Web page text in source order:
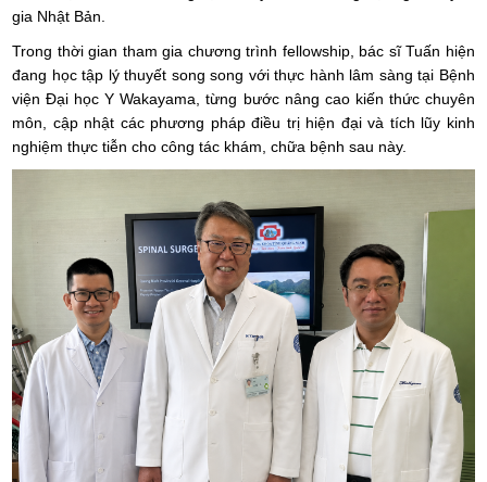
gia Nhật Bản.
Trong thời gian tham gia chương trình fellowship, bác sĩ Tuấn hiện
đang học tập lý thuyết song song với thực hành lâm sàng tại Bệnh
viện Đại học Y Wakayama, từng bước nâng cao kiến thức chuyên
môn, cập nhật các phương pháp điều trị hiện đại và tích lũy kinh
nghiệm thực tiễn cho công tác khám, chữa bệnh sau này.